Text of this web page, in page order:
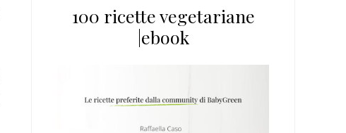
100 ricette vegetariane
|ebook